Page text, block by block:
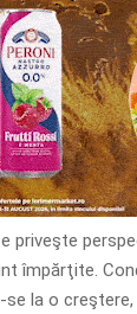
priveşte
împărţite.
la o